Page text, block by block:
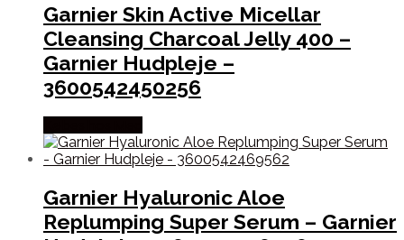
Garnier Skin Active Micellar
Cleansing Charcoal Jelly 400 –
Garnier Hudpleje –
3600542450256
Garnier Hyaluronic Aloe
Replumping Super Serum – Garnier